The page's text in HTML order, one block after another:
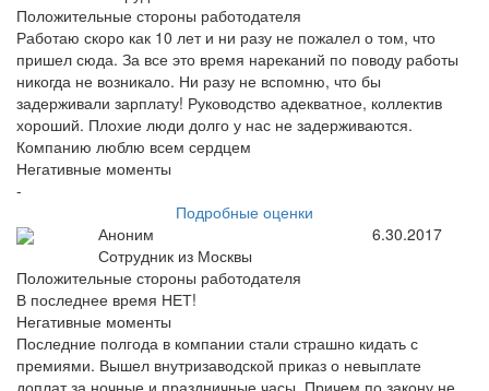
Положительные стороны работодателя
Работаю скоро как 10 лет и ни разу не пожалел о том, что
пришел сюда. За все это время нареканий по поводу работы
никогда не возникало. Ни разу не вспомню, что бы
задерживали зарплату! Руководство адекватное, коллектив
хороший. Плохие люди долго у нас не задерживаются.
Компанию люблю всем сердцем
Негативные моменты
-
Подробные оценки
Аноним
Сотрудник из Москвы
6.30.2017
Положительные стороны работодателя
В последнее время НЕТ!
Негативные моменты
Последние полгода в компании стали страшно кидать с
премиями. Вышел внутризаводской приказ о невыплате
доплат за ночные и праздничные часы. Причем по закону не